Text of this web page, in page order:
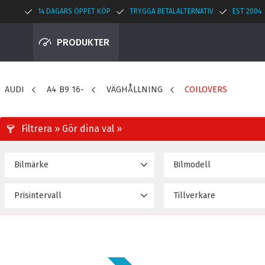
14 DAGARS ÖPPET KÖP TRYGGA BETALALTERNATIV EST 2004
PRODUKTER
AUDI A4 B9 16- VÄGHÅLLNING COILOVERS
Prisintervall Tillverkare
Bilmärke Bilmodell